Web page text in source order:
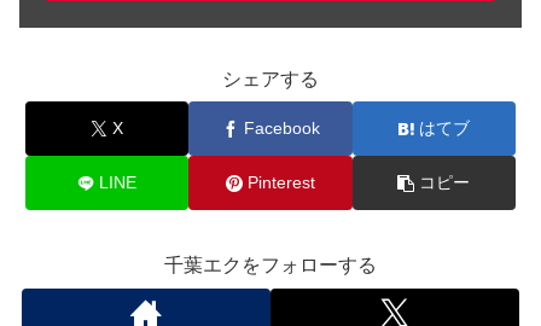
シェアする
X Facebook はてブ
LINE Pinterest コピー
千葉エクをフォローする